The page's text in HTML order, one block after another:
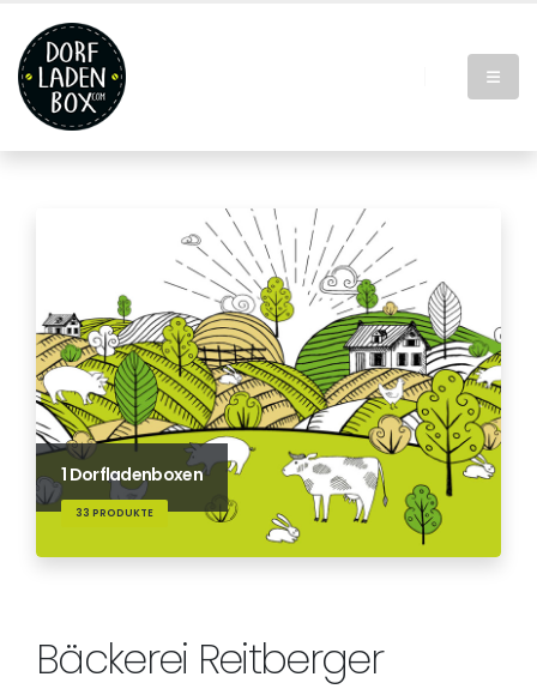
1 Dorfladenboxen
33 PRODUKTE
Bäckerei Reitberger